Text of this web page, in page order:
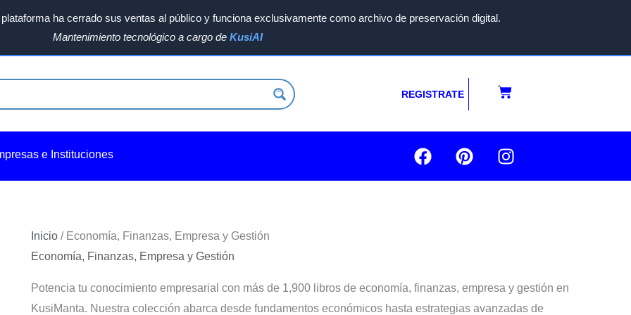
ha cerrado sus ventas al público y funciona exclusivamente como archivo de preservación digital.
Mantenimiento tecnológico a cargo de KusiAI
REGISTRATE Carrito
e Instituciones
F
a
c
P
i
n
t
I
n
s
m
Inicio / Economía, Finanzas, Empresa y Gestión
Economía, Finanzas, Empresa y Gestión
Potencia tu conocimiento empresarial con más de 1,900 libros de economía, finanzas, empresa y gestión en
KusiManta. Nuestra colección abarca desde fundamentos económicos hasta estrategias avanzadas de
los